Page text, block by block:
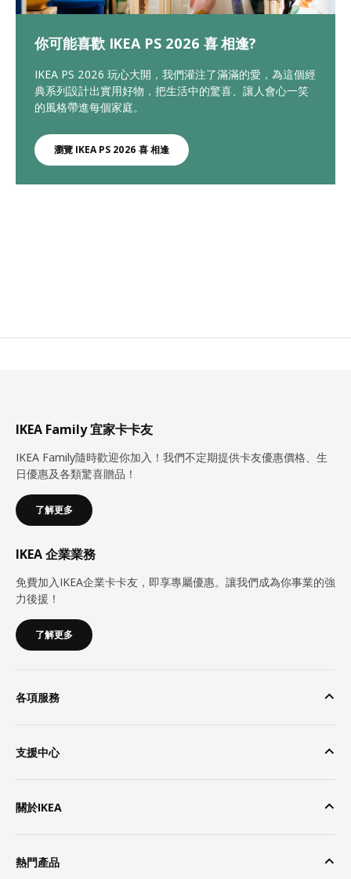
你可能喜歡 IKEA PS 2026 喜 相逢?
IKEA PS 2026 玩心大開，我們灌注了滿滿的愛，為這個經
典系列設計出實用好物，把生活中的驚喜、讓人會心一笑
的風格帶進每個家庭。
瀏覽 IKEA PS 2026 喜 相逢
IKEA Family 宜家卡卡友
IKEA Family隨時歡迎你加入！我們不定期提供卡友優惠價格、生
日優惠及各類驚喜贈品！
了解更多
IKEA 企業業務
免費加入IKEA企業卡卡友，即享專屬優惠。讓我們成為你事業的強
力後援！
了解更多
各項服務
支援中心
關於IKEA
熱門產品